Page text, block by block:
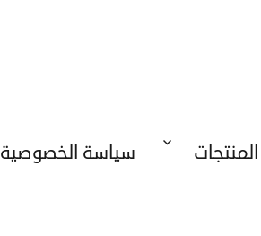
المنتجات سياسة الخصوصية